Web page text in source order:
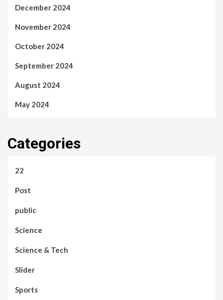
December 2024
November 2024
October 2024
September 2024
August 2024
May 2024
Categories
22
Post
public
Science
Science & Tech
Slider
Sports